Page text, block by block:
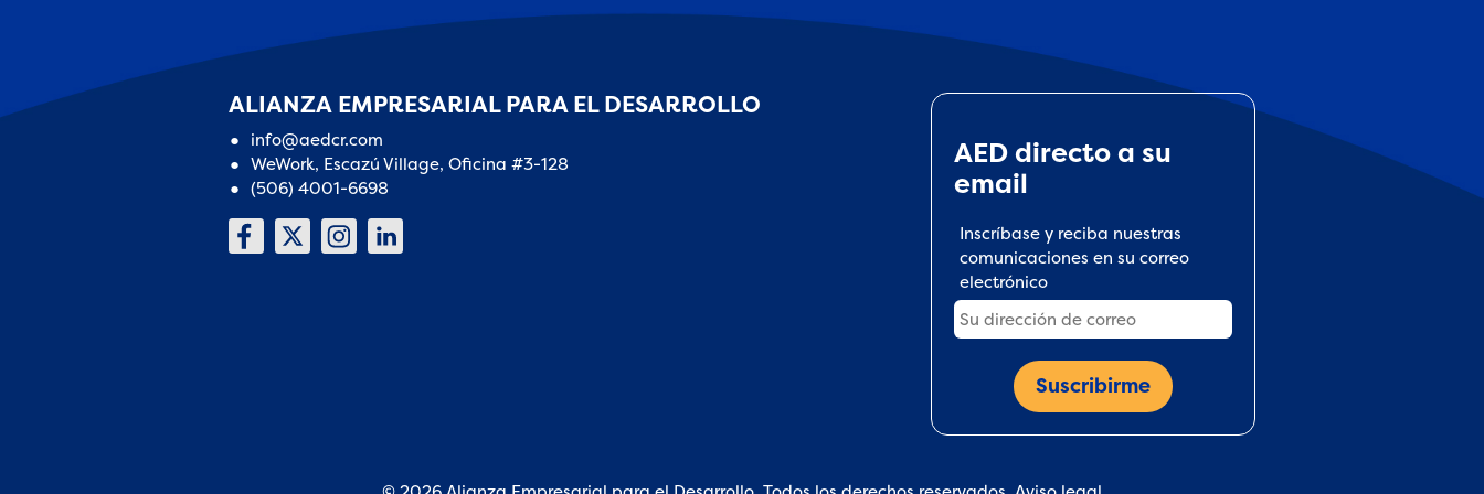
ALIANZA EMPRESARIAL PARA EL DESARROLLO
info@aedcr.com
WeWork, Escazú Village, Oficina #3-128
(506) 4001-6698
AED directo a su
email
Inscríbase y reciba nuestras
comunicaciones en su correo
electrónico